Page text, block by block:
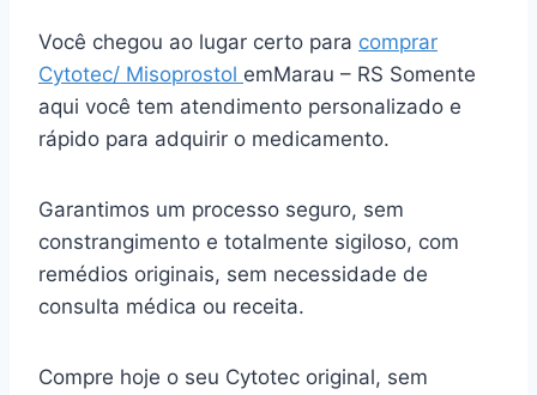
Você chegou ao lugar certo para comprar
Cytotec/ Misoprostol emMarau – RS Somente
aqui você tem atendimento personalizado e
rápido para adquirir o medicamento.
Garantimos um processo seguro, sem
constrangimento e totalmente sigiloso, com
remédios originais, sem necessidade de
consulta médica ou receita.
Compre hoje o seu Cytotec original, sem